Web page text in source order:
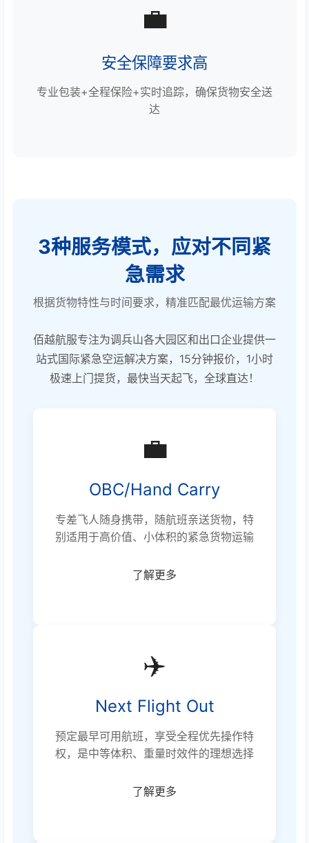
💼
安全保障要求高
专业包装+全程保险+实时追踪，确保货物安全送
达
3种服务模式，应对不同紧
急需求
根据货物特性与时间要求，精准匹配最优运输方案
佰越航服专注为调兵山各大园区和出口企业提供一
站式国际紧急空运解决方案，15分钟报价，1小时
极速上门提货，最快当天起飞，全球直达！
💼
OBC/Hand Carry
专差飞人随身携带，随航班亲送货物，特
别适用于高价值、小体积的紧急货物运输
了解更多
✈️
Next Flight Out
预定最早可用航班，享受全程优先操作特
权，是中等体积、重量时效件的理想选择
了解更多